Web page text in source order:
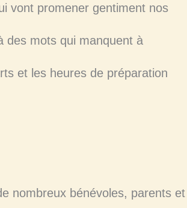
vont promener gentiment nos
des mots qui manquent à
et les heures de préparation
nombreux bénévoles, parents et